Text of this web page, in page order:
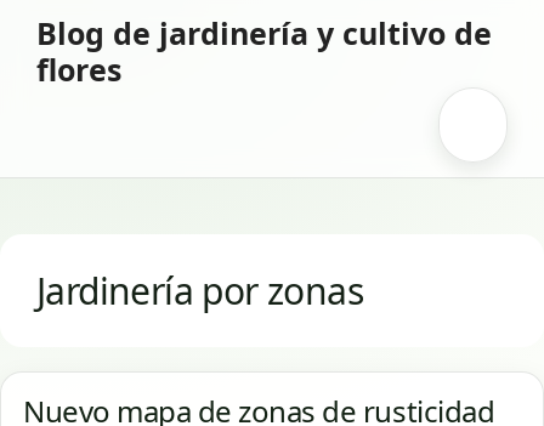
contenido
Blog de jardinería y cultivo de
flores
Jardinería por zonas
Nuevo mapa de zonas de rusticidad